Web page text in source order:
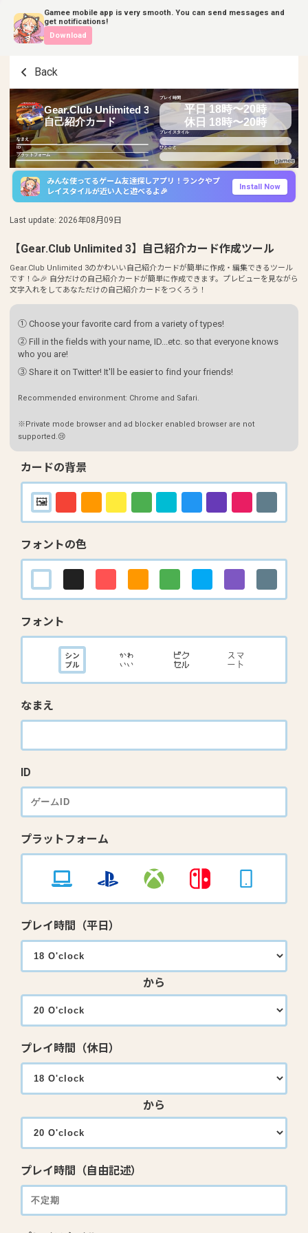
Gamee mobile app is very smooth. You can send messages and
get notifications!
Download
Back
Gear.Club Unlimited 3
自己紹介カード
なまえ
ID
プラットフォーム
プレイ時間
平日 18時〜20時
休日 18時〜20時
プレイスタイル
ひとこと
みんな使ってるゲーム友達探しアプリ！ランクやプ
レイスタイルが近い人と遊べるよ🎉
Install Now
Last update: 2026年08月09日
【Gear.Club Unlimited 3】自己紹介カード作成ツール
Gear.Club Unlimited 3のかわいい自己紹介カードが簡単に作成・編集できるツール
です！🥳🎉 自分だけの自己紹介カードが簡単に作成できます。プレビューを見ながら
文字入れをしてあなただけの自己紹介カードをつくろう！
① Choose your favorite card from a variety of types!
② Fill in the fields with your name, ID...etc. so that everyone knows
who you are!
③ Share it on Twitter! It'll be easier to find your friends!
Recommended environment: Chrome and Safari.
※Private mode browser and ad blocker enabled browser are not
supported.😢
カードの背景
フォントの色
フォント
なまえ
ID
プラットフォーム
プレイ時間（平日）
から
プレイ時間（休日）
から
プレイ時間（自由記述）